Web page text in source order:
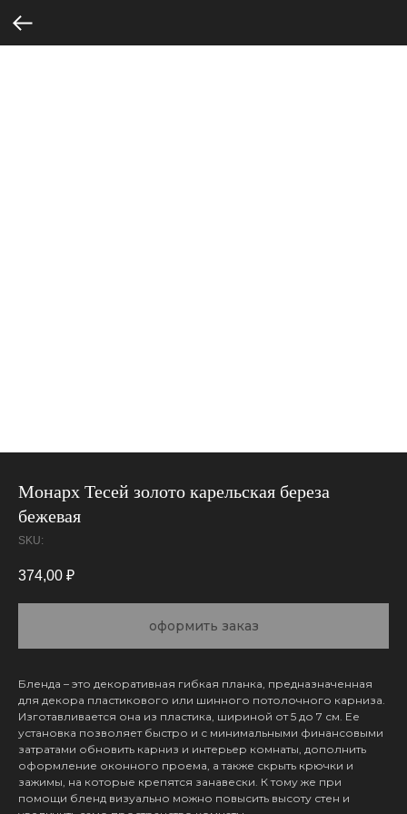
Монарх Тесей золото карельская береза
бежевая
SKU:
374,00 ₽
оформить заказ
Бленда – это декоративная гибкая планка, предназначенная
для декора пластикового или шинного потолочного карниза.
Изготавливается она из пластика, шириной от 5 до 7 см. Ее
установка позволяет быстро и с минимальными финансовыми
затратами обновить карниз и интерьер комнаты, дополнить
оформление оконного проема, а также скрыть крючки и
зажимы, на которые крепятся занавески. К тому же при
помощи бленд визуально можно повысить высоту стен и